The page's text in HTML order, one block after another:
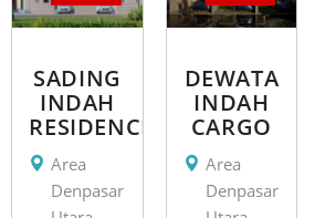
SADING
INDAH
RESIDENCE
Area
Denpasar
DEWATA
INDAH
CARGO
Area
Denpasar